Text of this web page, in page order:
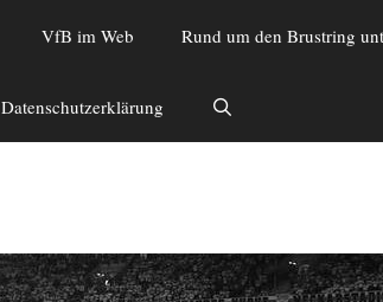
VfB im Web Rund um den Brustring
Datenschutzerklärung